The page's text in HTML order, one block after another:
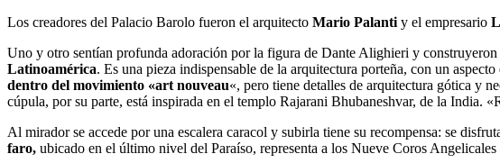
Los creadores del Palacio Barolo fueron el arquitecto Mario Palanti y el empresario
Uno y otro sentían profunda adoración por la figura de Dante Alighieri y
Latinoamérica. Es una pieza indispensable de la arquitectura porteña, con un
dentro del movimiento «art nouveau«, pero tiene detalles de arquitectura gótica y
cúpula, por su parte, está inspirada en el templo Rajarani Bhubaneshvar, de la India.
Al mirador se accede por una escalera caracol y subirla tiene su recompensa: se
faro, ubicado en el último nivel del Paraíso, representa a los Nueve Coros